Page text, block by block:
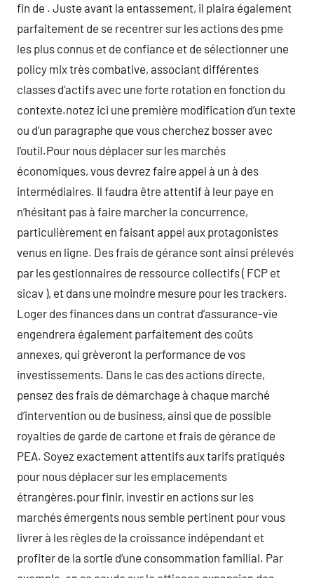
fin de . Juste avant la entassement, il plaira également
parfaitement de se recentrer sur les actions des pme
les plus connus et de confiance et de sélectionner une
policy mix très combative, associant différentes
classes d’actifs avec une forte rotation en fonction du
contexte.notez ici une première modification d’un texte
ou d’un paragraphe que vous cherchez bosser avec
l’outil.Pour nous déplacer sur les marchés
économiques, vous devrez faire appel à un à des
intermédiaires. Il faudra être attentif à leur paye en
n’hésitant pas à faire marcher la concurrence,
particulièrement en faisant appel aux protagonistes
venus en ligne. Des frais de gérance sont ainsi prélevés
par les gestionnaires de ressource collectifs ( FCP et
sicav ), et dans une moindre mesure pour les trackers.
Loger des finances dans un contrat d’assurance-vie
engendrera également parfaitement des coûts
annexes, qui grèveront la performance de vos
investissements. Dans le cas des actions directe,
pensez des frais de démarchage à chaque marché
d’intervention ou de business, ainsi que de possible
royalties de garde de cartone et frais de gérance de
PEA. Soyez exactement attentifs aux tarifs pratiqués
pour nous déplacer sur les emplacements
étrangères.pour finir, investir en actions sur les
marchés émergents nous semble pertinent pour vous
livrer à les règles de la croissance indépendant et
profiter de la sortie d’une consommation familial. Par